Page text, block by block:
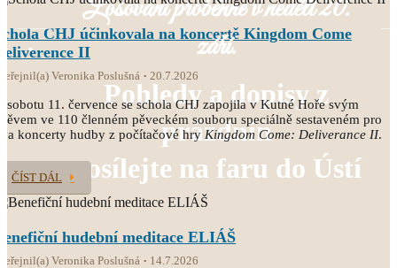
Losování proběhne v neděli 20.
září.
Pohledy a dopisy z
prázdnin
posílejte na faru do Ústí
CHJ účinkovala na koncertě Kingdom Come
II
Veronika Poslušná 20.7.2026
sobotu 11. července se schola CHJ zapojila v Kutné Hoře svým
ve 110 členném pěveckém souboru speciálně sestaveném pro
koncerty hudby z počítačové hry Kingdom Come: Deliverance II.
ČÍST DÁL
hudební meditace ELIÁŠ
Veronika Poslušná 14.7.2026